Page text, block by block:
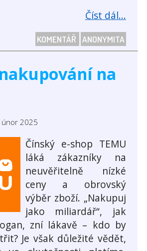
Číst dál...
KOMENTÁŘ ANONYMITA
na
2025
Čínský e-shop TEMU
láká zákazníky na
neuvěřitelně nízké
ceny a obrovský
výběr zboží. „Nakupuj
jako miliardář“, jak
zní lákavě – kdo by
Je však důležité vědět,